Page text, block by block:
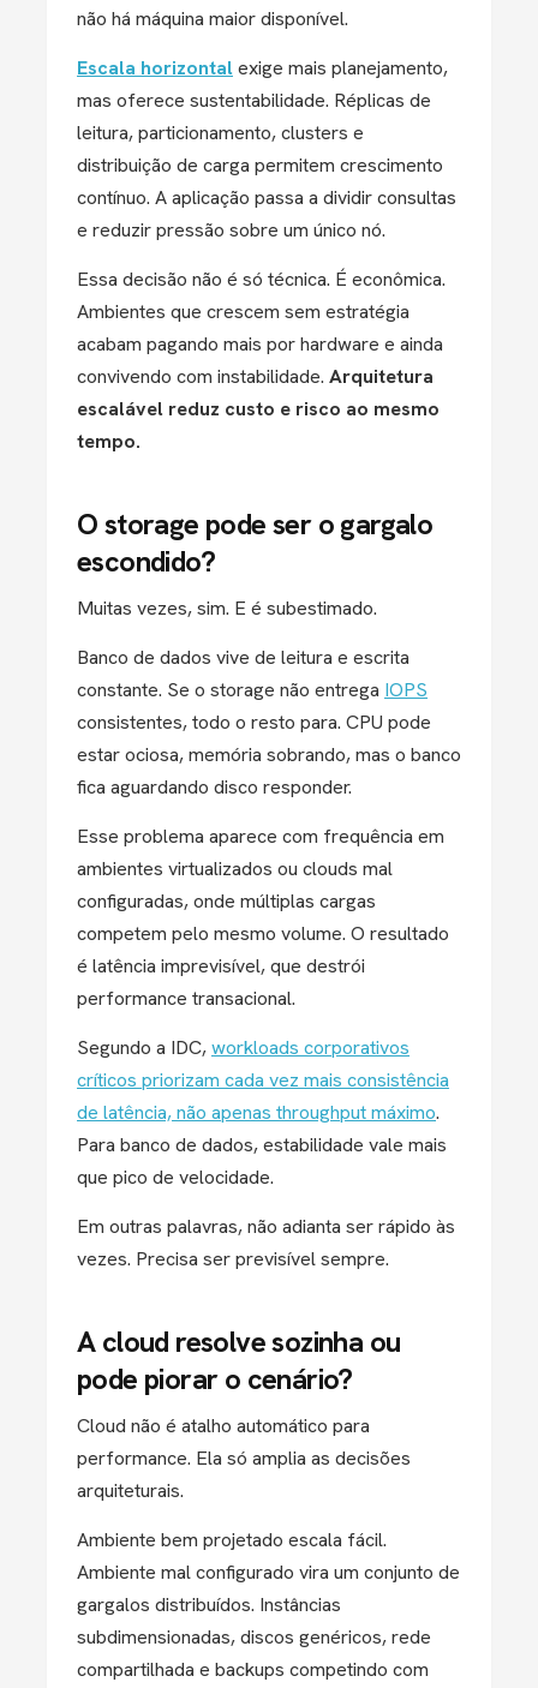
não há máquina maior disponível.
Escala horizontalexige mais planejamento,
mas oferece sustentabilidade. Réplicas de
leitura, particionamento, clusters e
distribuição de carga permitem crescimento
contínuo. A aplicação passa a dividir consultas
e reduzir pressão sobre um único nó.
Essa decisão não é só técnica. É econômica.
Ambientes que crescem sem estratégia
acabam pagando mais por hardware e ainda
convivendo com instabilidade. Arquitetura
escalável reduz custo e risco ao mesmo
tempo.
O storage pode ser o gargalo
escondido?
Muitas vezes, sim. E é subestimado.
Banco de dados vive de leitura e escrita
constante. Se o storage não entrega IOPS
consistentes, todo o resto para. CPU pode
estar ociosa, memória sobrando, mas o banco
fica aguardando disco responder.
Esse problema aparece com frequência em
ambientes virtualizados ou clouds mal
configuradas, onde múltiplas cargas
competem pelo mesmo volume. O resultado
é latência imprevisível, que destrói
performance transacional.
Segundo a IDC,workloads corporativos
críticos priorizam cada vez mais consistência
de latência, não apenas throughput máximo.
Para banco de dados, estabilidade vale mais
que pico de velocidade.
Em outras palavras, não adianta ser rápido às
vezes. Precisa ser previsível sempre.
A cloud resolve sozinha ou
pode piorar o cenário?
Cloud não é atalho automático para
performance. Ela só amplia as decisões
arquiteturais.
Ambiente bem projetado escala fácil.
Ambiente mal configurado vira um conjunto de
gargalos distribuídos. Instâncias
subdimensionadas, discos genéricos, rede
compartilhada e backups competindo com